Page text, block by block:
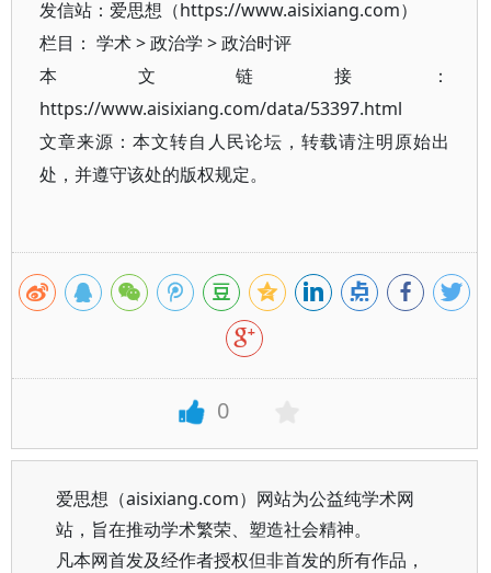
发信站：爱思想（https://www.aisixiang.com）
栏目： 学术>政治学 >政治时评
本文链接：
https://www.aisixiang.com/data/53397.html
文章来源：本文转自人民论坛，转载请注明原始出
处，并遵守该处的版权规定。
0
爱思想（aisixiang.com）网站为公益纯学术网
站，旨在推动学术繁荣、塑造社会精神。
凡本网首发及经作者授权但非首发的所有作品，